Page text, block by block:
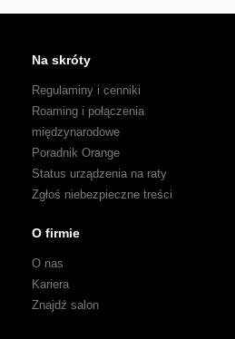
Na skróty
Regulaminy i cenniki
Roaming i połączenia
międzynarodowe
Poradnik Orange
Status urządzenia na raty
Zgłoś niebezpieczne treści
O firmie
O nas
Kariera
Znajdź salon